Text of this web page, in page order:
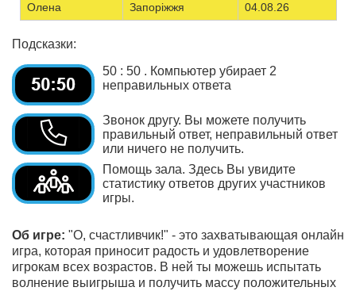
Олена Запоріжжя 04.08.26
Подсказки:
50 : 50 . Компьютер убирает 2
неправильных ответа
Звонок другу. Вы можете получить
правильный ответ, неправильный ответ
или ничего не получить.
Помощь зала. Здесь Вы увидите
статистику ответов других участников
игры.
Об игре: "О, счастливчик!" - это захватывающая онлайн
игра, которая приносит радость и удовлетворение
игрокам всех возрастов. В ней ты можешь испытать
волнение выигрыша и получить массу положительных